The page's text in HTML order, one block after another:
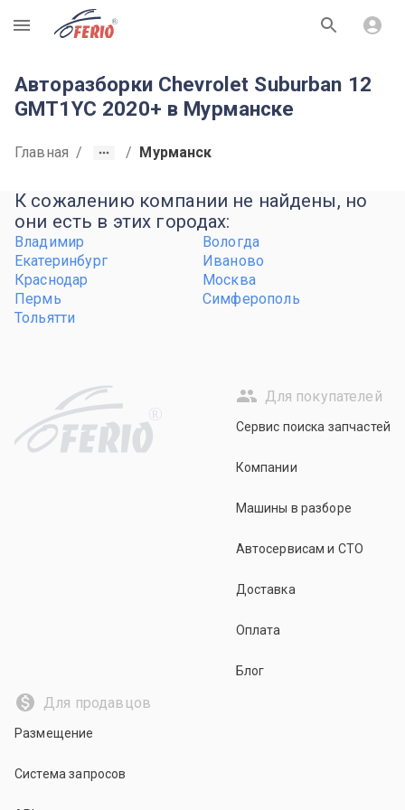
R
Авторазборки Chevrolet Suburban 12
GMT1YC 2020+ в Мурманске
Главная / / Мурманск
К сожалению компании не найдены, но
они есть в этих городах:
Владимир
Вологда
Екатеринбург
Иваново
Краснодар
Москва
Пермь
Симферополь
Тольятти
R
Для покупателей
Сервис поиска запчастей
Компании
Машины в разборе
Автосервисам и СТО
Доставка
Оплата
Блог
Для продавцов
Размещение
Система запросов